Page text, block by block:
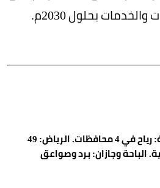
بحلول 2030م.
مكة: رياح في 4 محافظات. الرياض: 49
الباحة وجازان: برد وصواعق